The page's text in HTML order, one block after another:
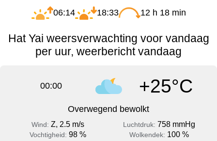
06:14 18:33 12 h 18 min
Hat Yai weersverwachting voor vandaag
per uur, weerbericht vandaag
00:00 +25°C
Overwegend bewolkt
Wind: Z, 2.5 m/s Luchtdruk: 758 mmHg
Vochtigheid: 98 % Wolkendek: 100 %